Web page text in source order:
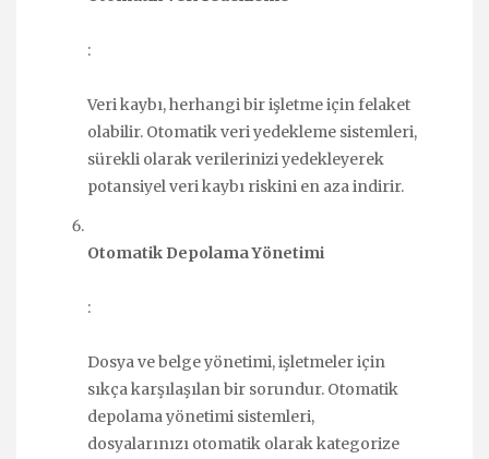
:
Veri kaybı, herhangi bir işletme için felaket
olabilir. Otomatik veri yedekleme sistemleri,
sürekli olarak verilerinizi yedekleyerek
potansiyel veri kaybı riskini en aza indirir.
Otomatik Depolama Yönetimi
:
Dosya ve belge yönetimi, işletmeler için
sıkça karşılaşılan bir sorundur. Otomatik
depolama yönetimi sistemleri,
dosyalarınızı otomatik olarak kategorize